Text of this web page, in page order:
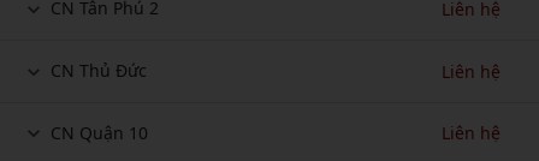
CN Tân Phú 2 Liên hệ
CN Thủ Đức Liên hệ
CN Quận 10 Liên hệ